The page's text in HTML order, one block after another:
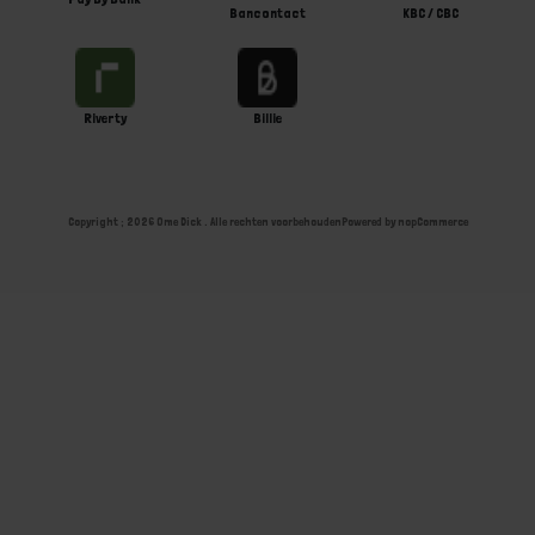
Bancontact
KBC / CBC
Riverty Billie
Copyright ; 2026 Ome Dick . Alle rechten voorbehoudenPowered by nopCommerce